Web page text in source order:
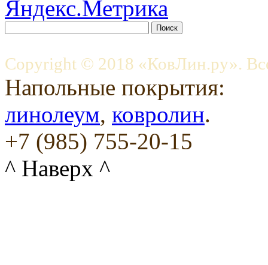
Copyright © 2018 «КовЛин.ру».
Напольные покрытия:
линолеум, ковролин.
+7 (985) 755-20-15
^ Наверх ^